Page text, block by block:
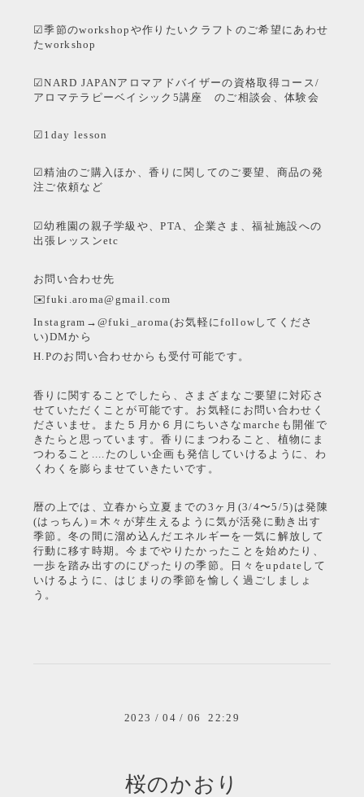
☑季節のworkshopや作りたいクラフトのご希望にあわせ
たworkshop
☑NARD JAPANアロマアドバイザーの資格取得コース/
アロマテラピーベイシック5講座 のご相談会、体験会
☑1day lesson
☑精油のご購入ほか、香りに関してのご要望、商品の発
注ご依頼など
☑幼稚園の親子学級や、PTA、企業さま、福祉施設への
出張レッスンetc
お問い合わせ先
✉️fuki.aroma@gmail.com
Instagram→@fuki_aroma(お気軽にfollowしてくださ
い)DMから
H.Pのお問い合わせからも受付可能です。
香りに関することでしたら、さまざまなご要望に対応さ
せていただくことが可能です。お気軽にお問い合わせく
ださいませ。また５月か６月にちいさなmarcheも開催で
きたらと思っています。香りにまつわること、植物にま
つわること....たのしい企画も発信していけるように、わ
くわくを膨らませていきたいです。
暦の上では、立春から立夏までの3ヶ月(3/4〜5/5)は発陳
(はっちん)＝木々が芽生えるように気が活発に動き出す
季節。冬の間に溜め込んだエネルギーを一気に解放して
行動に移す時期。今までやりたかったことを始めたり、
一歩を踏み出すのにぴったりの季節。日々をupdateして
いけるように、はじまりの季節を愉しく過ごしましょ
う。
2023 /04 / 06 22:29
桜のかおり